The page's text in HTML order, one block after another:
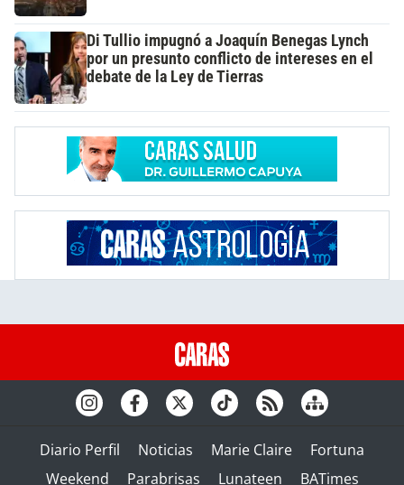
Di Tullio impugnó a Joaquín Benegas Lynch
por un presunto conflicto de intereses en el
debate de la Ley de Tierras
Diario Perfil Noticias Marie Claire
Fortuna
Weekend
Parabrisas Lunateen BATimes